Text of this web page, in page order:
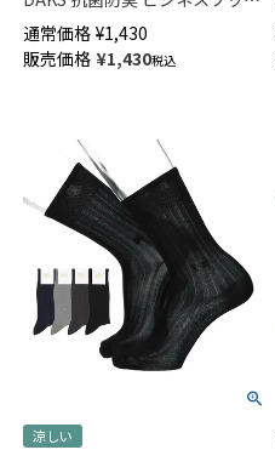
ス 平無地 かかとしっかりホー
ルド クルー丈 メンズ 02502572
通常価格 ¥1,430
販売価格 ¥1,430税込
涼しい